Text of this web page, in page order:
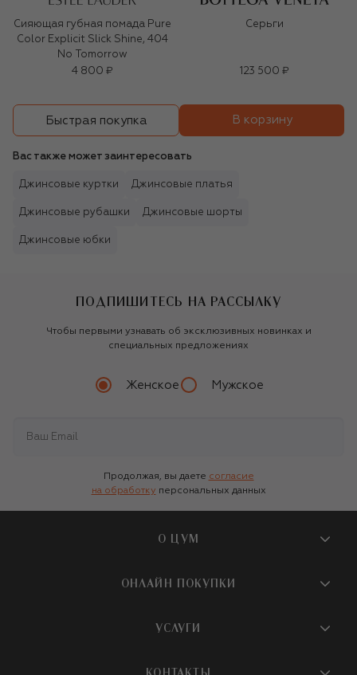
Сияющая губная помада Pure
Color Explicit Slick Shine, 404
No Tomorrow
4 800 ₽
Серьги
123 500 ₽
Быстрая покупка В корзину
Вас также может заинтересовать
Джинсовые куртки Джинсовые платья
Джинсовые рубашки Джинсовые шорты
Джинсовые юбки
ПОДПИШИТЕСЬ НА РАССЫЛКУ
Чтобы первыми узнавать об эксклюзивных новинках и
специальных предложениях
Женское Мужское
Продолжая, вы даете согласие
на обработку персональных данных
О ЦУМ
О магазине
Бутики и ПВЗ ЦУМ
ОНЛАЙН ПОКУПКИ
УСЛУГИ